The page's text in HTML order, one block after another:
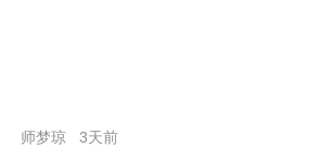
师梦琼 3天前